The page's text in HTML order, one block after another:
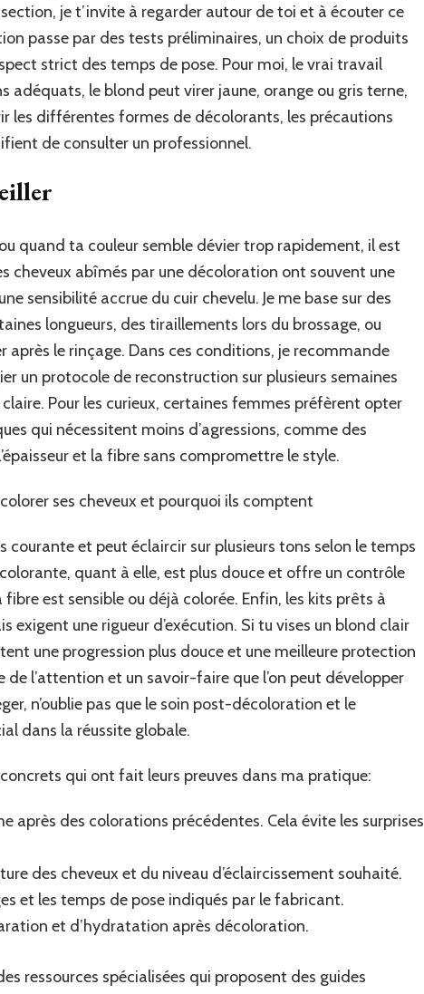
je t’invite à regarder autour de toi et à écouter ce
passe par des tests préliminaires, un choix de produits
strict des temps de pose. Pour moi, le vrai travail
adéquats, le blond peut virer jaune, orange ou gris terne,
les différentes formes de décolorants, les précautions
de consulter un professionnel.
quand ta couleur semble dévier trop rapidement, il est
cheveux abîmés par une décoloration ont souvent une
sensibilité accrue du cuir chevelu. Je me base sur des
longueurs, des tiraillements lors du brossage, ou
le rinçage. Dans ces conditions, je recommande
un protocole de reconstruction sur plusieurs semaines
Pour les curieux, certaines femmes préfèrent opter
qui nécessitent moins d’agressions, comme des
et la fibre sans compromettre le style.
ses cheveux et pourquoi ils comptent
courante et peut éclaircir sur plusieurs tons selon le temps
quant à elle, est plus douce et offre un contrôle
est sensible ou déjà colorée. Enfin, les kits prêts à
exigent une rigueur d’exécution. Si tu vises un blond clair
une progression plus douce et une meilleure protection
l’attention et un savoir-faire que l’on peut développer
n’oublie pas que le soin post-décoloration et le
dans la réussite globale.
qui ont fait leurs preuves dans ma pratique:
après des colorations précédentes. Cela évite les surprises
des cheveux et du niveau d’éclaircissement souhaité.
et les temps de pose indiqués par le fabricant.
et d’hydratation après décoloration.
ressources spécialisées qui proposent des guides